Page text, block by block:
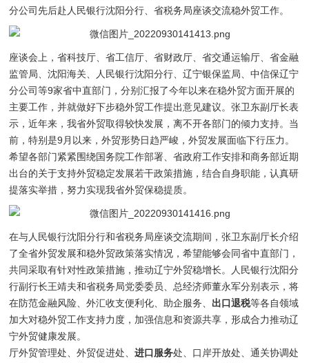
分公司先后赴人民银行沈阳分行、省税务局座谈交流稳外贸工作。
座谈会上，省科技厅、省工信厅、省财政厅、省交通运输厅、省金融
监管局、沈阳海关、人民银行沈阳分行、辽宁银保监局、中信保辽宁
分公司等9家省中直部门，分别汇报了今年以来在稳外贸方面开展的
主要工作，并就做好下步稳外贸工作提出意见建议。张卫东副厅长表
示，近年来，我省外贸取得较快发展，离不开各部门的倾力支持。当
前，特别是9月以来，外贸形势日趋严峻，外贸发展面临下行压力。
希望各部门紧紧围绕国务院工作部署、省政府工作安排和商务部近期
出台的关于支持外贸稳定发展若干政策措施，结合自身职能，认真研
提落实举措，努力实现我省外贸保稳提质。
在与人民银行沈阳分行和省税务局座谈交流期间，张卫东副厅长介绍
了全省外贸发展和稳外贸政策落实情况，希望能够会同省中直部门，
共同采取有针对性政策措施，推动辽宁外贸稳增长。人民银行沈阳分
行副行长王靖夫和省税务局党委委员、总经济师董永军分别表示，将
在防范金融风险、外汇收支便利化、助企服务、 出口退税等各自领域
加大对稳外贸工作支持力度，加强信息和资源共享，形成合力推动辽
宁外贸健康发展。
厅外贸管理处、外贸促进处、进口服务处、口岸开放处、通关协调处